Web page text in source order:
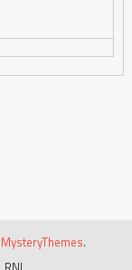
MysteryThemes.